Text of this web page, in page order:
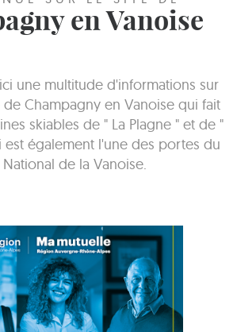
en Vanoise
une multitude d'informations sur
Champagny en Vanoise qui fait
skiables de " La Plagne " et de "
est également l'une des portes du
National de la Vanoise.